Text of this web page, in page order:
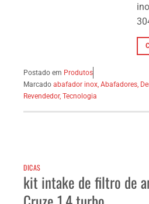
Postado em Produtos
Marcado abafador inox, Abafadores,
Revendedor, Tecnologia
DICAS
kit intake de filtro de